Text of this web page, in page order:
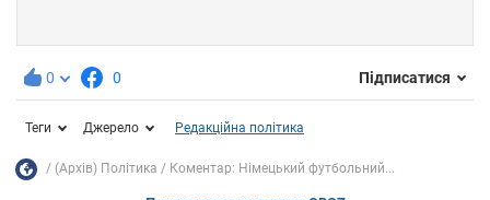
0 0 Підписатися
Теги Джерело Редакційна політика
(Архів) Політика Коментар: Німецький футбольний...